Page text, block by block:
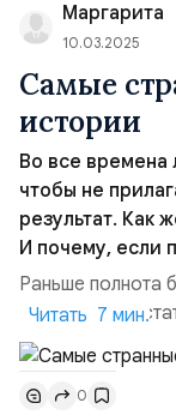
исполнительный
расположенной
Маргарита
10.03.2025
Самые
истории
Во все времена
чтобы не
результат. Как
И почему, если
Раньше полнота
признаком
являлась
допетровские
обращали на
Читать 7 мин.
0